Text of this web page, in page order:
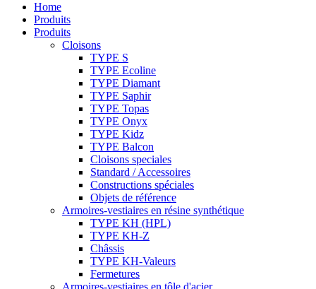
Home
Produits
Produits
Cloisons
TYPE S
TYPE Ecoline
TYPE Diamant
TYPE Saphir
TYPE Topas
TYPE Onyx
TYPE Kidz
TYPE Balcon
Cloisons speciales
Standard / Accessoires
Constructions spéciales
Objets de référence
Armoires-vestiaires en résine synthétique
TYPE KH (HPL)
TYPE KH-Z
Châssis
TYPE KH-Valeurs
Fermetures
Armoires-vestiaires en tôle d'acier